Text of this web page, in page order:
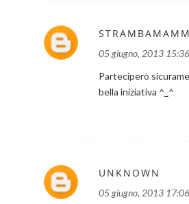
05 giugno, 2013 15:36
Parteciperò
bella iniziativa ^_^
UNKNOWN
05 giugno, 2013 17:06